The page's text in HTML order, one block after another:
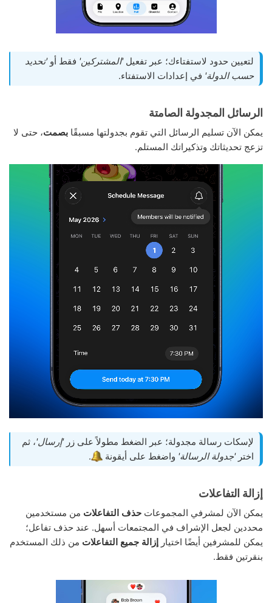
لتعيين حدود لاستفتاءك؛ عبر تفعيل'المشتركين' فقط أو'تحديد
حسب الدولة' في إعدادات الاستفتاء.
الرسائل المجدولة الصامتة
يمكن الآن تسليم الرسائل التي تقوم بجدولتها مسبقًا بصمت، حتى لا
تزعج تحديثاتك وتذكيراتك المستلم.
لإسكات رسالة مجدولة؛ عبر الضغط مطولاً على زر'إرسال'، ثم
اختر'جدولة الرسالة' واضغط على أيقونة .
إزالة التفاعلات
يمكن الآن لمشرفي المجموعات حذف التفاعلات من مستخدمين
محددين لجعل الإشراف في المجتمعات أسهل. عند حذف تفاعل؛
يمكن للمشرفين أيضًا اختيار إزالة جميع التفاعلات من ذلك المستخدم
بنقرتين فقط.